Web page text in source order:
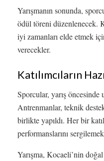
Yarışmanın sonunda,
ödül töreni düzenlenecek.
iyi zamanları elde etmek
verecekler.
Katılımcıların
Sporcular, yarış öncesinde
Antrenmanlar, teknik
birlikte yapıldı. Her bir
performanslarını
Yarışma, Kocaeli’nin